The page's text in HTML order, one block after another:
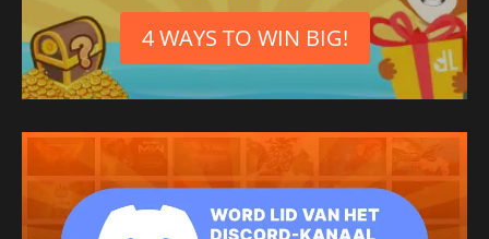
4 WAYS TO WIN BIG!